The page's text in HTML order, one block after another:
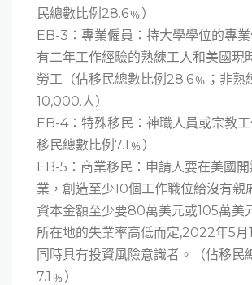
民總數比例28.6﹪）
EB-3：專業僱員：持大學學位的專
有二年工作經驗的熟練工人和美國現
勞工（佔移民總數比例28.6﹪；非熟
10,000.人）
EB-4：特殊移民：神職人員或宗教
移民總數比例7.1﹪）
EB-5：商業移民：申請人要在美國
業，創造至少10個工作職位給沒有親
資本金額至少要80萬美元或105萬美
所在地的失業率高低而定,2022年5月
同時具有投資風險意識者。（佔移民
7.1﹪）